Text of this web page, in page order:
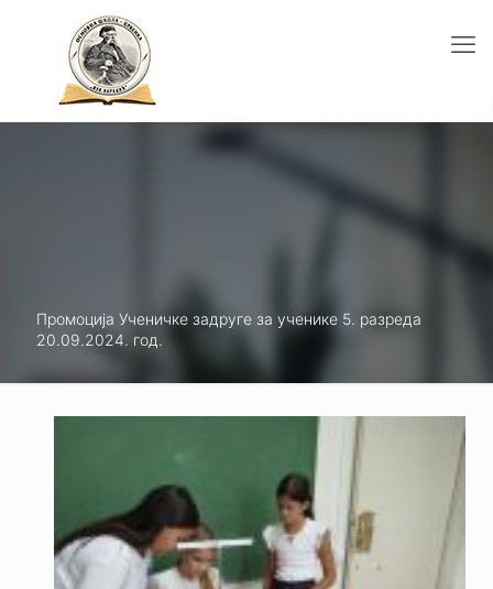
Промоција Ученичке задруге за ученике 5. разреда
20.09.2024. год.